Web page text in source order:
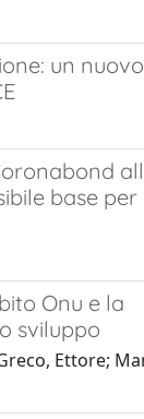
un
base per
Onu e la
sviluppo
Ettore;